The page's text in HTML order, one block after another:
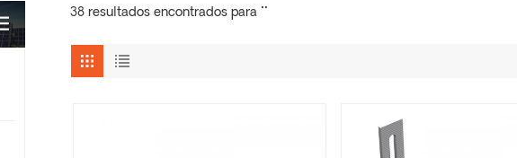
38 resultados encontrados para ""